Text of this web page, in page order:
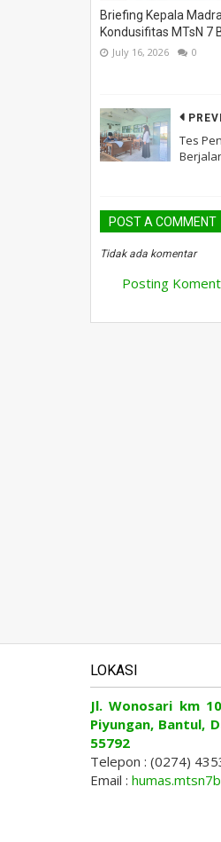
Briefing Kepala
Kondusifitas MTsN 7
July 16, 2026 0
Tes
POST A COMMENT
Tidak ada komentar
Posting
LOKASI
Jl. Wonosari km
Piyungan, Bantul,
55792
Telepon : (0274)
Email :